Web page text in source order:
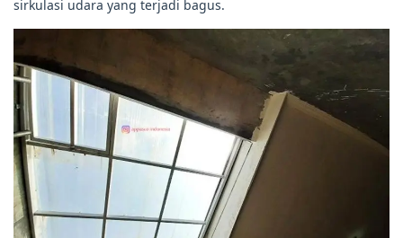
sirkulasi udara yang terjadi bagus.